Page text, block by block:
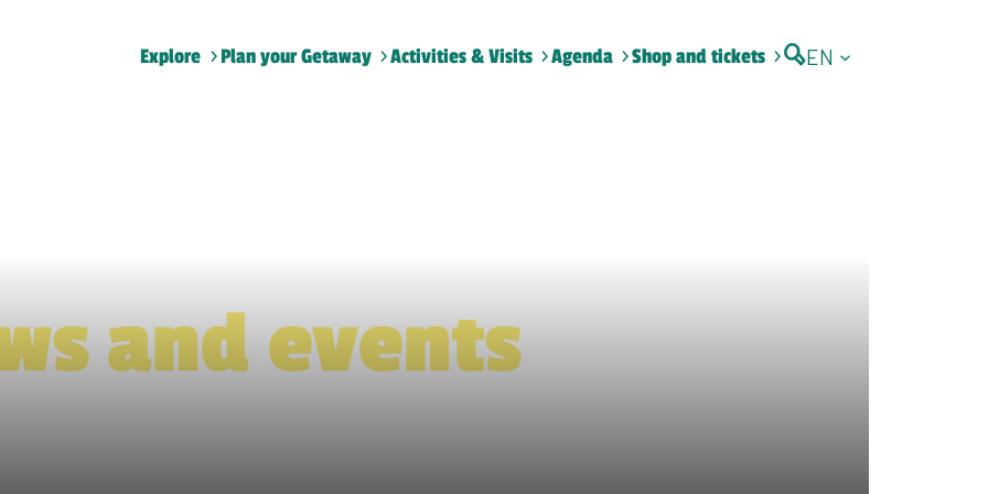
Explore Plan your Getaway Activities & Visits Agenda Shop and tickets EN
and events